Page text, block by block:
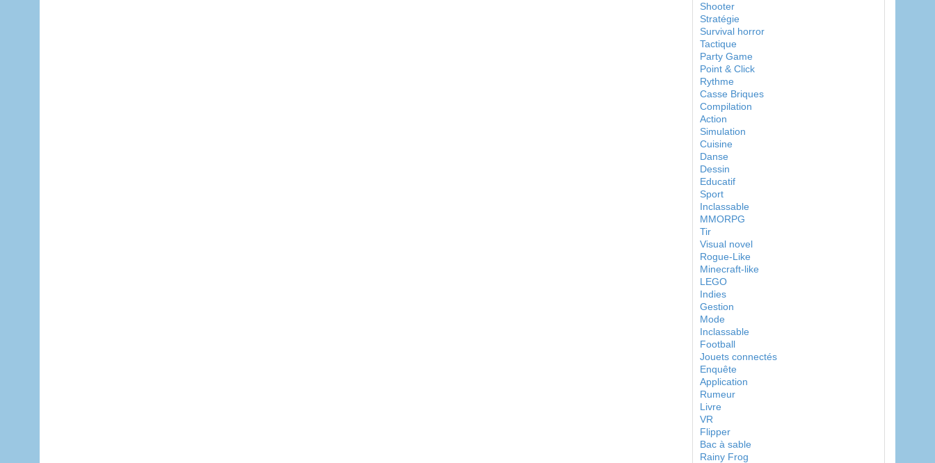
Shooter
Stratégie
Survival horror
Tactique
Party Game
Point & Click
Rythme
Casse Briques
Compilation
Action
Simulation
Cuisine
Danse
Dessin
Educatif
Sport
Inclassable
MMORPG
Tir
Visual novel
Rogue-Like
Minecraft-like
LEGO
Indies
Gestion
Mode
Inclassable
Football
Jouets connectés
Enquête
Application
Rumeur
Livre
VR
Flipper
Bac à sable
Rainy Frog